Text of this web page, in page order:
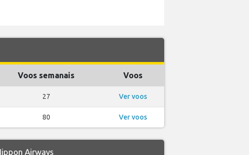
Voos semanais Voos
27 Ver voos
80 Ver voos
Airways